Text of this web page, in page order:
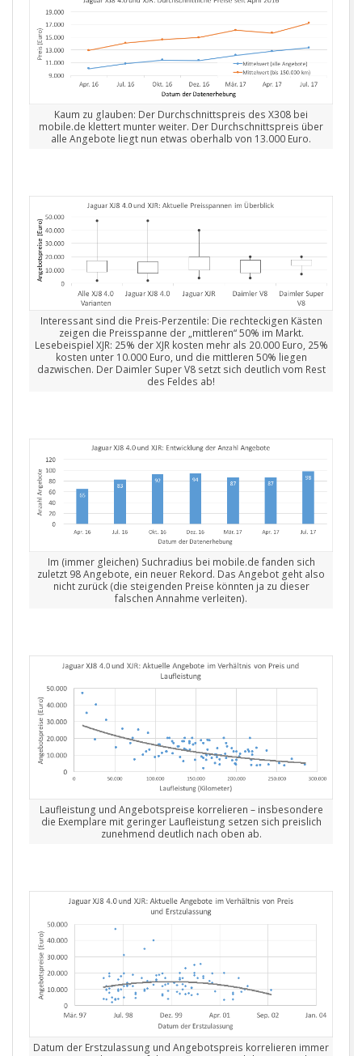
Kaum zu glauben: Der Durchschnittspreis des X308 bei
mobile.de klettert munter weiter. Der Durchschnittspreis über
alle Angebote liegt nun etwas oberhalb von 13.000 Euro.
Interessant sind die Preis-Perzentile: Die rechteckigen Kästen
zeigen die Preisspanne der „mittleren“ 50% im Markt.
Lesebeispiel XJR: 25% der XJR kosten mehr als 20.000 Euro, 25%
kosten unter 10.000 Euro, und die mittleren 50% liegen
dazwischen. Der Daimler Super V8 setzt sich deutlich vom Rest
des Feldes ab!
Im (immer gleichen) Suchradius bei mobile.de fanden sich
zuletzt 98 Angebote, ein neuer Rekord. Das Angebot geht also
nicht zurück (die steigenden Preise könnten ja zu dieser
falschen Annahme verleiten).
Laufleistung und Angebotspreise korrelieren – insbesondere
die Exemplare mit geringer Laufleistung setzen sich preislich
zunehmend deutlich nach oben ab.
Datum der Erstzulassung und Angebotspreis korrelieren immer